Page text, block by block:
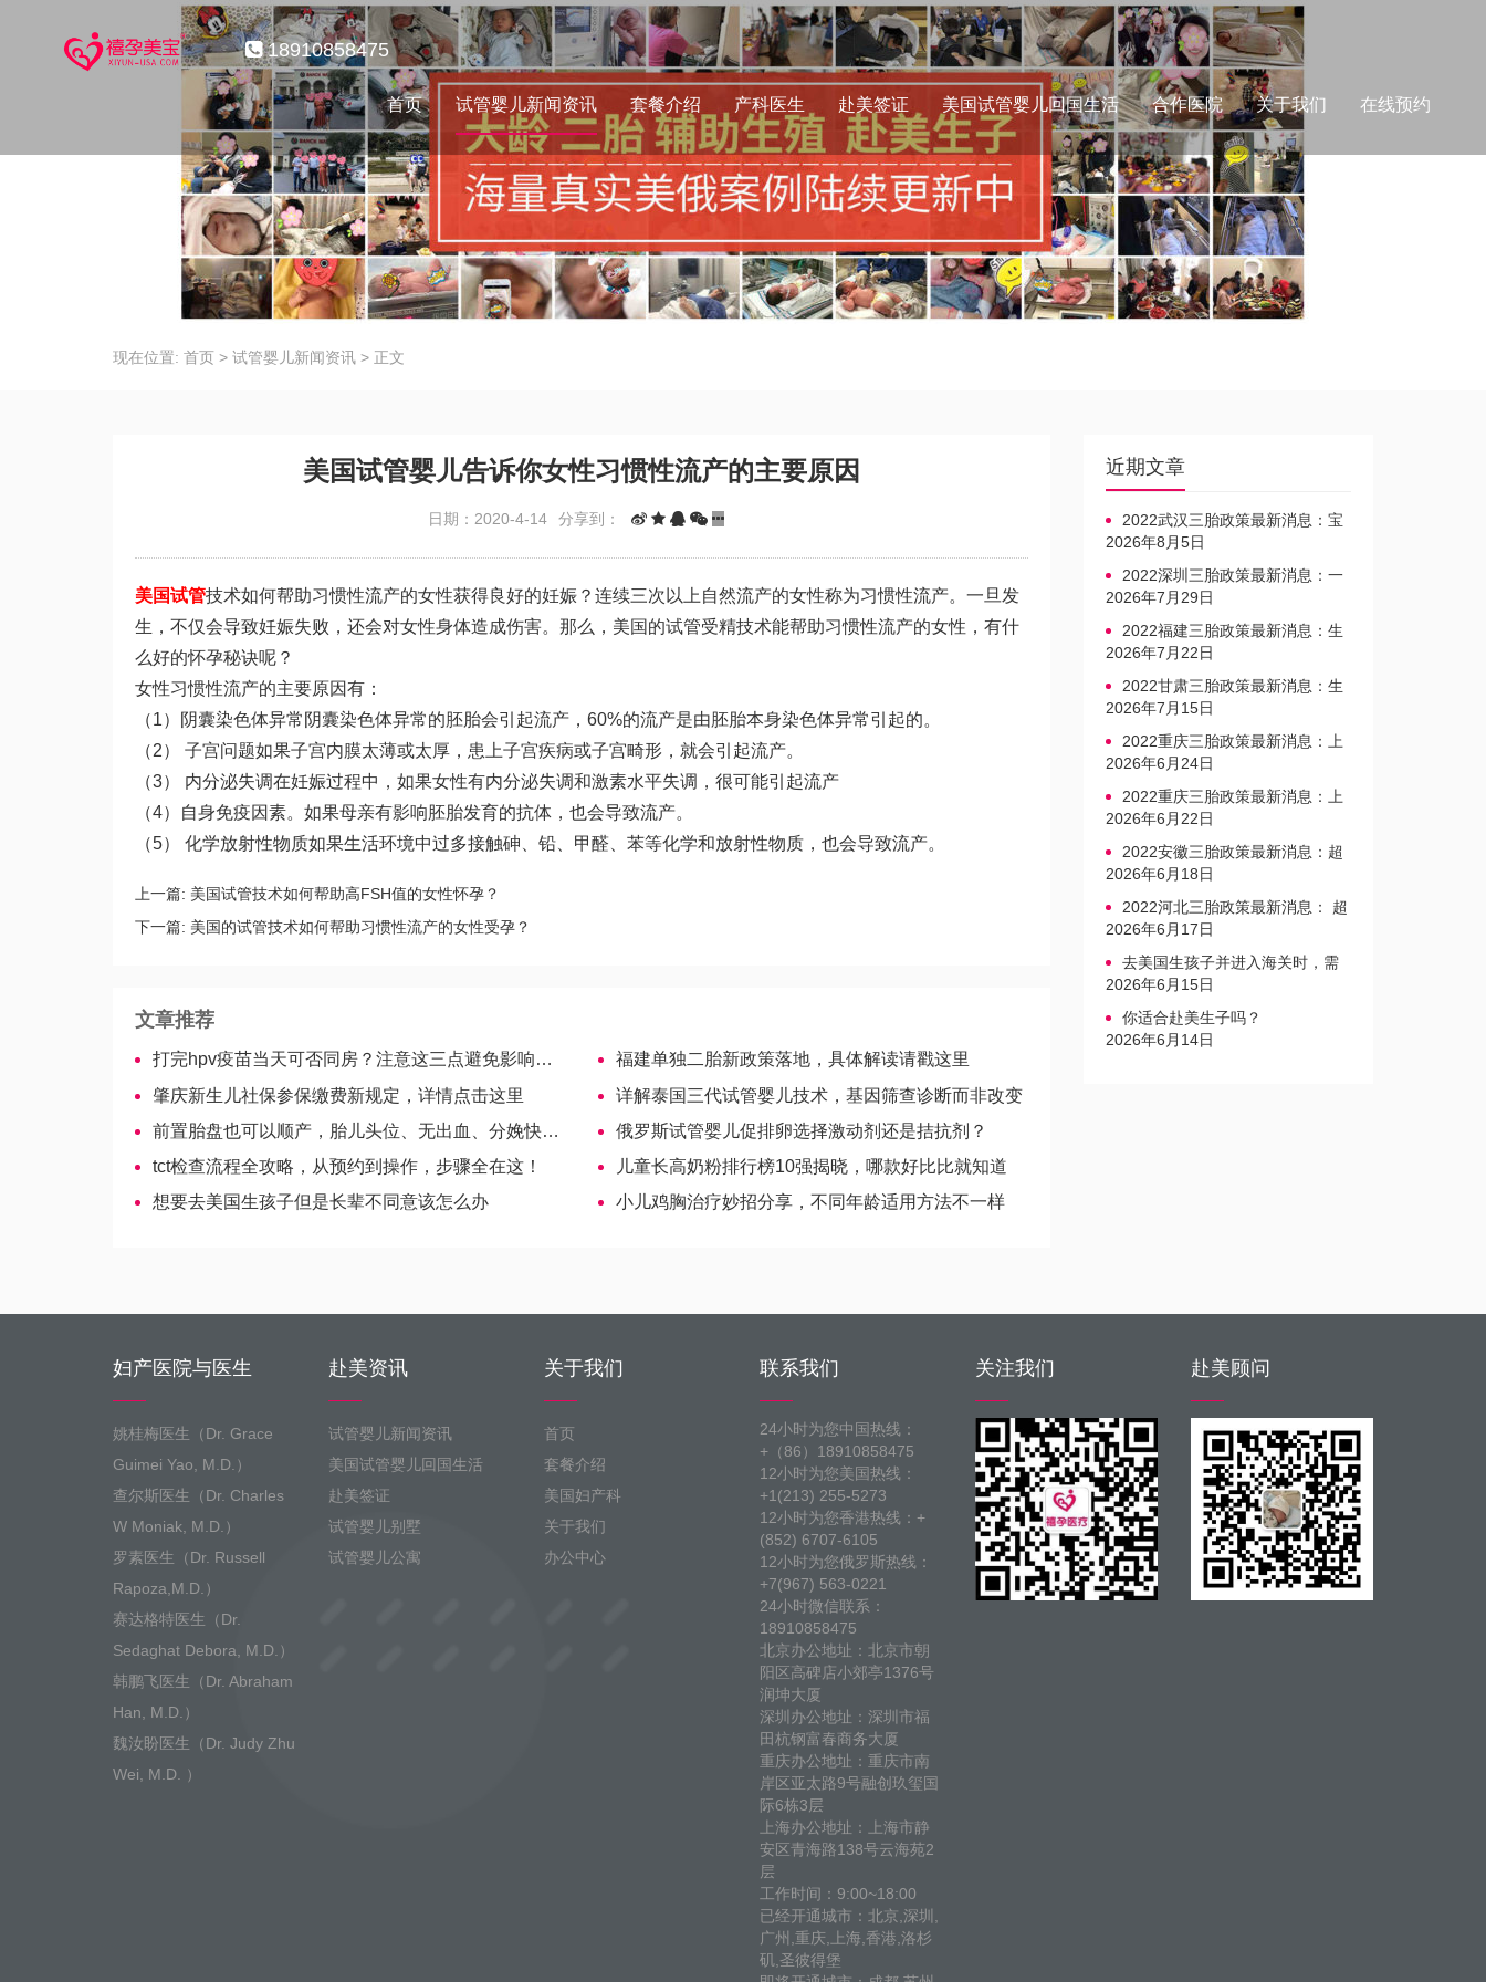
18910858475
首页 试管婴儿新闻资讯 套餐介绍 产科医生 赴美签证 美国试管婴儿回国生活 合作医院 关于我们 在线预约
现在位置: 首页 > 试管婴儿新闻资讯 > 正文
美国试管婴儿告诉你女性习惯性流产的主要原因
日期：2020-4-14 分享到：
美国试管技术如何帮助习惯性流产的女性获得良好的妊娠？连续三次以上自然流产的女性称为习惯性流产。一旦发
生，不仅会导致妊娠失败，还会对女性身体造成伤害。那么，美国的试管受精技术能帮助习惯性流产的女性，有什
么好的怀孕秘诀呢？
女性习惯性流产的主要原因有：
（1）阴囊染色体异常阴囊染色体异常的胚胎会引起流产，60%的流产是由胚胎本身染色体异常引起的。
（2） 子宫问题如果子宫内膜太薄或太厚，患上子宫疾病或子宫畸形，就会引起流产。
（3） 内分泌失调在妊娠过程中，如果女性有内分泌失调和激素水平失调，很可能引起流产
（4）自身免疫因素。如果母亲有影响胚胎发育的抗体，也会导致流产。
（5） 化学放射性物质如果生活环境中过多接触砷、铅、甲醛、苯等化学和放射性物质，也会导致流产。
上一篇: 美国试管技术如何帮助高FSH值的女性怀孕？
下一篇: 美国的试管技术如何帮助习惯性流产的女性受孕？
文章推荐
打完hpv疫苗当天可否同房？注意这三点避免影响药效
福建单独二胎新政策落地，具体解读请戳这里
肇庆新生儿社保参保缴费新规定，详情点击这里
详解泰国三代试管婴儿技术，基因筛查诊断而非改变
前置胎盘也可以顺产，胎儿头位、无出血、分娩快是前提
俄罗斯试管婴儿促排卵选择激动剂还是拮抗剂？
tct检查流程全攻略，从预约到操作，步骤全在这！
儿童长高奶粉排行榜10强揭晓，哪款好比比就知道
想要去美国生孩子但是长辈不同意该怎么办
小儿鸡胸治疗妙招分享，不同年龄适用方法不一样
近期文章
2022武汉三胎政策最新消息：宝
宝上户口不再罚款
2026年8月5日
2022深圳三胎政策最新消息：一
文读懂上户口是否罚款
2026年7月29日
2022福建三胎政策最新消息：生
育奖励发放迎新标准
2026年7月22日
2022甘肃三胎政策最新消息：生
育产假不享受带薪福利
2026年7月15日
2022重庆三胎政策最新消息：上
户口、办准生证指南
2026年6月24日
2022重庆三胎政策最新消息：上
户口、办准生证指南
2026年6月22日
2022安徽三胎政策最新消息：超
生家庭罚款标准更新
2026年6月18日
2022河北三胎政策最新消息： 超
生三孩不再缴纳社会抚养费
2026年6月17日
去美国生孩子并进入海关时，需
要注意的事项是什么？
2026年6月15日
你适合赴美生子吗？
2026年6月14日
妇产医院与医生
姚桂梅医生（Dr. Grace
Guimei Yao, M.D.）
查尔斯医生（Dr. Charles
W Moniak, M.D.）
罗素医生（Dr. Russell
Rapoza,M.D.）
赛达格特医生（Dr.
Sedaghat Debora, M.D.）
韩鹏飞医生（Dr. Abraham
Han, M.D.）
魏汝盼医生（Dr. Judy Zhu
Wei, M.D. ）
赴美资讯
试管婴儿新闻资讯
美国试管婴儿回国生活
赴美签证
试管婴儿别墅
试管婴儿公寓
关于我们
首页
套餐介绍
美国妇产科
关于我们
办公中心
联系我们
24小时为您中国热线：
+（86）18910858475
12小时为您美国热线：
+1(213) 255-5273
12小时为您香港热线：+
(852) 6707-6105
12小时为您俄罗斯热线：
+7(967) 563-0221
24小时微信联系：
18910858475
北京办公地址：北京市朝
阳区高碑店小郊亭1376号
润坤大厦
深圳办公地址：深圳市福
田杭钢富春商务大厦
重庆办公地址：重庆市南
岸区亚太路9号融创玖玺国
际6栋3层
上海办公地址：上海市静
安区青海路138号云海苑2
层
工作时间：9:00~18:00
已经开通城市：北京,深圳,
广州,重庆,上海,香港,洛杉
矶,圣彼得堡
关注我们 赴美顾问